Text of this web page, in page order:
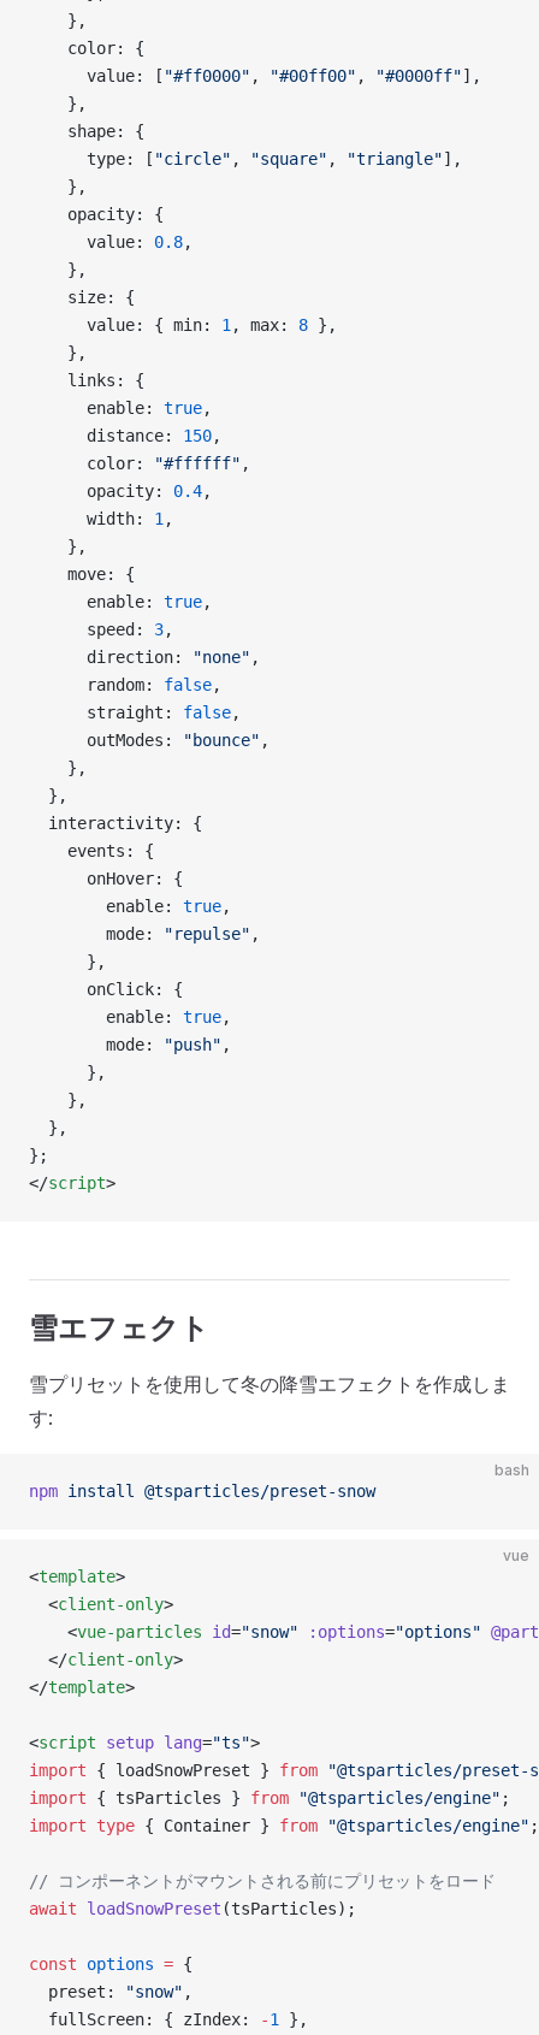
    },
    color: {
      value: [
"#ff0000" , "#00ff00" , "#0000ff"],
    },
    shape: {
      type: [
"circle" , "square" , "triangle"],
    },
    opacity: {
      value:
0.8,
    },
    size: {
      value: { min:
1 , max: 8 },
    },
    links: {
      enable:
true,
      distance:
150,
      color:
"#ffffff" ,
      opacity:
0.4,
      width:
1 ,
    },
    move: {
      enable:
true,
      speed:
3,
      direction:
"none" ,
      random:
false,
      straight:
false,
      outModes:
"bounce" ,
    },
  },
  interactivity: {
    events: {
      onHover: {
        enable:
true,
        mode:
"repulse" ,
      },
      onClick: {
        enable:
true,
        mode:
"push" ,
      },
    },
  },
};
</script>
雪エフェクト
雪プリセットを使用して冬の降雪エフェクトを作成しま
す:
bash
npm install @tsparticles/preset-snow
vue
<template>
  <
client-only>
    <
vue-particles id="snow" :options="options"
  </
client-only>
</template>
<script setup lang="ts">
import { loadSnowPreset } from "@tsparticles/preset-
import { tsParticles } from "@tsparticles/engine" ;
import type { Container } from "@tsparticles/engine" ;
// コンポーネントがマウントされる前にプリセットをロード
await loadSnowPreset (tsParticles);
const options = {
  preset:
"snow" ,
  fullScreen: { zIndex:
-1
},